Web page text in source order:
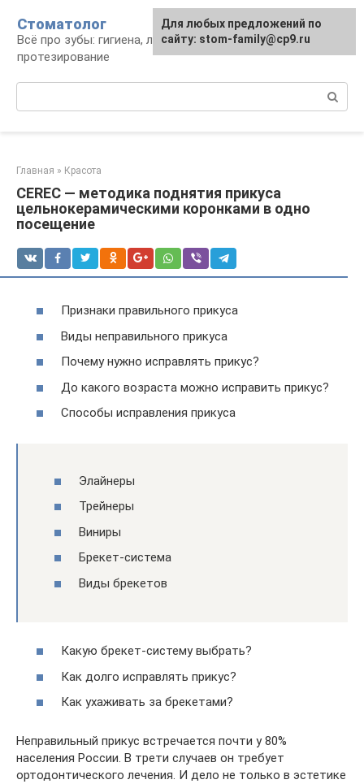
контенту
Стоматолог
Всё про зубы: гигиена, лечение,
протезирование
Главная » Красота
CEREC — методика поднятия прикуса
цельнокерамическими коронками в одно
посещение
Признаки правильного прикуса
Виды неправильного прикуса
Почему нужно исправлять прикус?
До какого возраста можно исправить прикус?
Способы исправления прикуса
Элайнеры
Трейнеры
Виниры
Брекет-система
Виды брекетов
Какую брекет-систему выбрать?
Как долго исправлять прикус?
Как ухаживать за брекетами?
Неправильный прикус встречается почти у 80%
населения России. В трети случаев он требует
ортодонтического лечения. И дело не только в эстетике
Для любых предложений по
сайту: stom-family@cp9.ru